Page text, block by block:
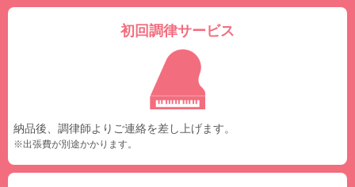
初回調律サービス
納品後、調律師よりご連絡を差し上げます。
※出張費が別途かかります。